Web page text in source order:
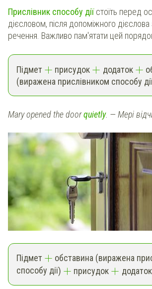
Прислівник способу діїстоїть перед
дієсловом, після допоміжного дієслова
речення. Важливо пам'ятати цей
Підмет + присудок + додаток +
(виражена прислівником способу
Mary opened the doorquietly. — Мері
Підмет + обставина (виражена
способу дії) + присудок +